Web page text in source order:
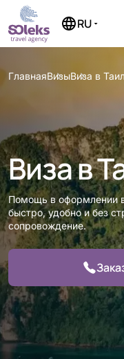
Перейти
содержимому
RU
ГлавнаяВизыВиза в
Виза в
Помощь в оформлении
быстро, удобно и без
сопровождение.